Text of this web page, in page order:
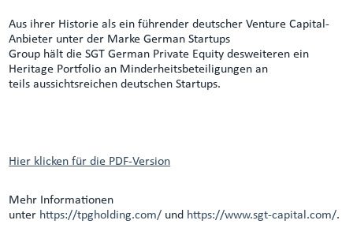
Aus ihrer Historie als ein führender deutscher Venture Capital-
Anbieter unter der Marke German Startups
Group hält die SGT German Private Equity desweiteren ein
Heritage Portfolio an Minderheitsbeteiligungen an
teils aussichtsreichen deutschen Startups.
Hier klicken für die PDF-Version
Mehr Informationen
unter https://tpgholding.com/ und https://www.sgt-capital.com/.